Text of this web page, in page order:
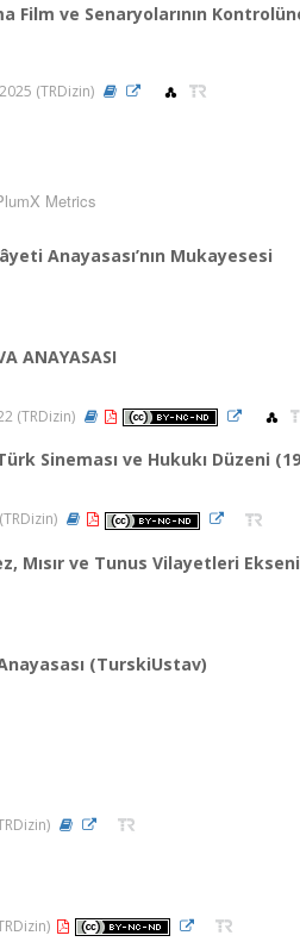
Film ve Senaryolarının
(TRDizin)
Metrics
Anayasası’nın Mukayesesi
ANAYASASI
(TRDizin)
Sineması ve Hukukı Düzeni
Mısır ve Tunus Vilayetleri
(TurskiUstav)